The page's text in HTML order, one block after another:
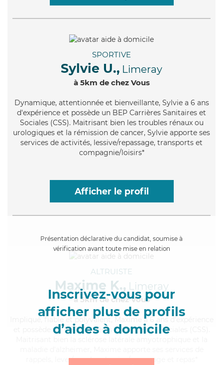
SPORTIVE
Sylvie U., Limeray
à 5km de chez Vous
Dynamique, attentionnée et bienveillante, Sylvie a 6 ans
d'expérience et possède un BEP Carrières Sanitaires et
Sociales (CSS). Maitrisant bien les troubles rénaux ou
urologiques et la rémission de cancer, Sylvie apporte ses
services de activités, lessive/repassage, transports et
compagnie/loisirs*
Afficher le profil
Présentation déclarative du candidat, soumise à
vérification avant toute mise en relation
Inscrivez-vous pour
afficher plus de profils
d’aides à domicile
ALTRUISTE
Maxime K., Limeray
à 5km de chez Vous
, fiable et polyvalent, Maxime a 6 ans d'expérience
et possède un BEP Carrières Sanitaires et Sociales (CSS).
rappels, lever/coucher, lessive/repassage et repas*